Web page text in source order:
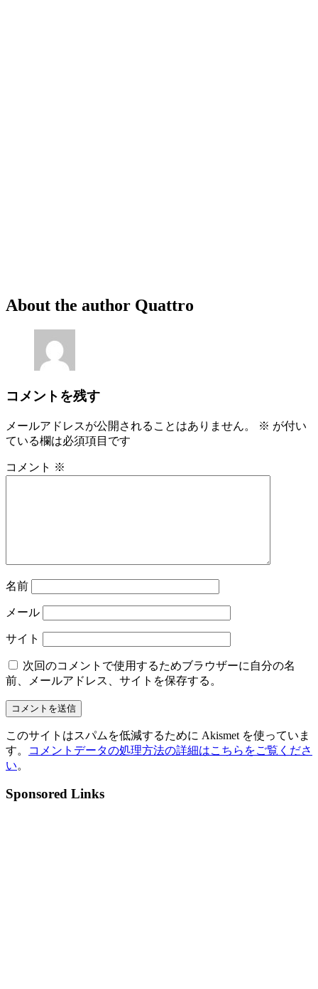
About the author Quattro
コメントを残す
メールアドレスが公開されることはありません。 ※ が付い
ている欄は必須項目です
コメント ※
名前
メール
サイト
次回のコメントで使用するためブラウザーに自分の名
前、メールアドレス、サイトを保存する。
このサイトはスパムを低減するために Akismet を使っていま
す。
コメントデータの処理方法の詳細はこちらをご覧くださ
い。
Sponsored Links